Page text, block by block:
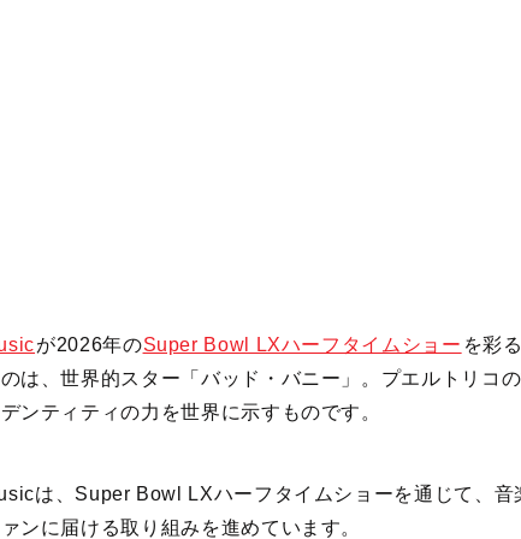
が2026年のSuper Bowl LXハーフタイムショー を彩
は、世界的スター「バッド・バニー」。プエルトリコ
ンティティの力を世界に示すものです。
は、Super Bowl LXハーフタイムショーを通じて、音
ンに届ける取り組みを進めています。